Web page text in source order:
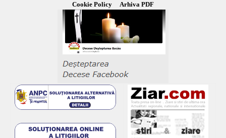
Cookie Policy
Arhiva PDF